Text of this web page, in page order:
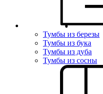
Тумбы из березы
Тумбы из бука
Тумбы из дуба
Тумбы из сосны